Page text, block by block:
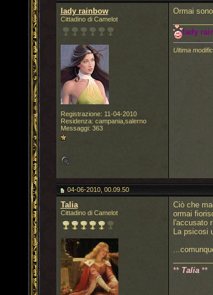
lady rainbow
Cittadino di Camelot
Registrazione: 11-04-2010
Residenza: campania,salerno
Messaggi: 363
Ormai
lady
Ultima
04-06-2010, 00.09.50
Talia
Cittadino di Camelot
Ciò che
ormai
l'accusato
La psicosi
** Talia **